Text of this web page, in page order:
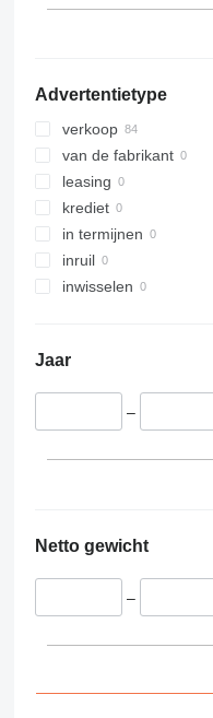
Advertentietype
verkoop
van de fabrikant
leasing
krediet
in termijnen
inruil
inwisselen
Jaar
–
Netto gewicht
–